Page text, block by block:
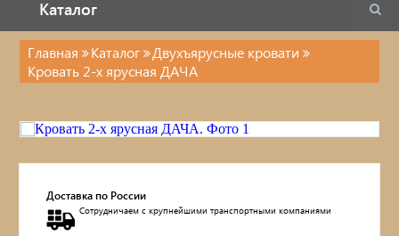
Каталог
Каталог
Каталог
Обувницы
Главная Каталог
Двухъярусные кровати
Кровать 2-х ярусная ДАЧА
Доставка по России
Сотрудничаем с крупнейшими транспортными компаниями